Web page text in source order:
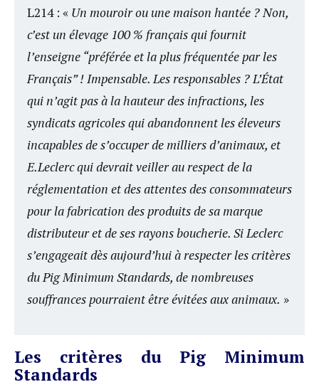
L214 : « Un mouroir ou une maison hantée ? Non,
c’est un élevage 100 % français qui fournit
l’enseigne “préférée et la plus fréquentée par les
Français” ! Impensable. Les responsables ? L’État
qui n’agit pas à la hauteur des infractions, les
syndicats agricoles qui abandonnent les éleveurs
incapables de s’occuper de milliers d’animaux, et
E.Leclerc qui devrait veiller au respect de la
réglementation et des attentes des consommateurs
pour la fabrication des produits de sa marque
distributeur et de ses rayons boucherie. Si Leclerc
s’engageait dès aujourd’hui à respecter les critères
du Pig Minimum Standards, de nombreuses
souffrances pourraient être évitées aux animaux. »
Les critères du Pig Minimum
Standards